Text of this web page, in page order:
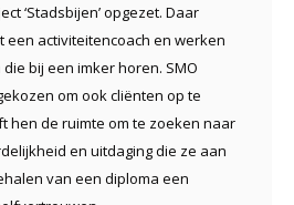
‘Stadsbijen’ opgezet. Daar
een activiteitencoach en werken
bij een imker horen. SMO
om ook cliënten op te
hen de ruimte om te zoeken naar
en uitdaging die ze aan
van een diploma een